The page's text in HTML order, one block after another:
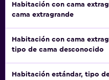
Habitación con cama
cama extragrande
Habitación con cama
tipo de cama desconocido
Habitación estándar, tipo